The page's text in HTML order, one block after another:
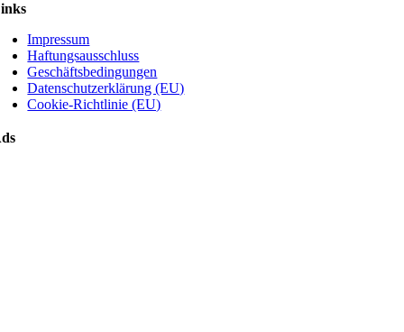
Impressum
Haftungsausschluss
Geschäftsbedingungen
Datenschutzerklärung (EU)
Cookie-Richtlinie (EU)